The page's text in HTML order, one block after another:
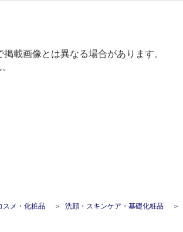
載画像とは異なる場合があります。
スメ・化粧品 洗顔・スキンケア・基礎化粧品